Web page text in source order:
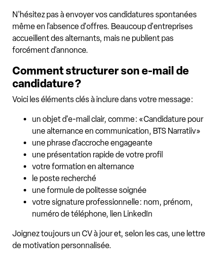
N'hésitez pas à envoyer vos candidatures spontanées
même en l'absence d'offres. Beaucoup d'entreprises
accueillent des alternants, mais ne publient pas
forcément d'annonce.
Comment structurer son e-mail de
candidature ?
Voici les éléments clés à inclure dans votre message :
un objet d'e-mail clair, comme : « Candidature pour
une alternance en communication, BTS Narratiiv »
une phrase d'accroche engageante
une présentation rapide de votre profil
votre formation en alternance
le poste recherché
une formule de politesse soignée
votre signature professionnelle : nom, prénom,
numéro de téléphone, lien LinkedIn
Joignez toujours un CV à jour et, selon les cas, une lettre
de motivation personnalisée.